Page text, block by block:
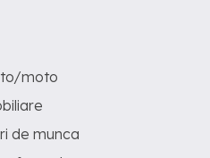
moto
de munca